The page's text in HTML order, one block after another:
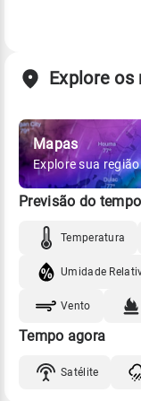
Explore os
Mapas
Explore sua
Previsão do tempo
Temperatura
Umidade
Vento
Tempo agora
Satélite